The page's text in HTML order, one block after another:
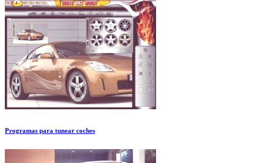
Programas para tunear coches